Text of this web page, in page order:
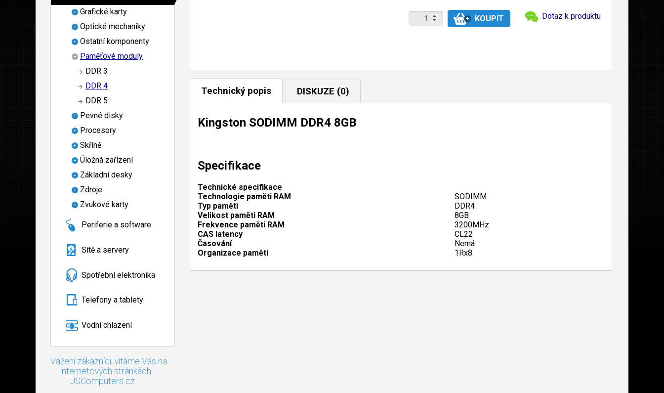
Grafické karty
Optické mechaniky
Ostatní komponenty
Paměťové moduly
DDR 3
DDR 4
DDR 5
Pevné disky
Procesory
Skříně
Úložná zařízení
Základní desky
Zdroje
Zvukové karty
Periferie a software
Sítě a servery
Spotřební elektronika
Telefony a tablety
Vodní chlazení
Vážení zákazníci, vítáme Vás na
internetových stránkách
JSComputers.cz
Dotaz k produktu
Technický popis DISKUZE (0)
Kingston SODIMM DDR4 8GB
Specifikace
Technické specifikace
Technologie paměti RAM
SODIMM
Typ paměti
DDR4
Velikost paměti RAM
8GB
Frekvence paměti RAM
3200MHz
CAS latency
CL22
Časování
Nemá
Organizace paměti
1Rx8